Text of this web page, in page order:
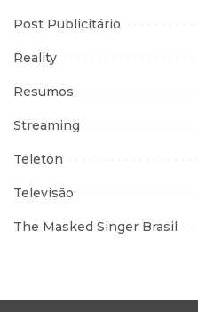
Post Publicitário
Reality
Resumos
Streaming
Teleton
Televisão
The Masked Singer Brasil